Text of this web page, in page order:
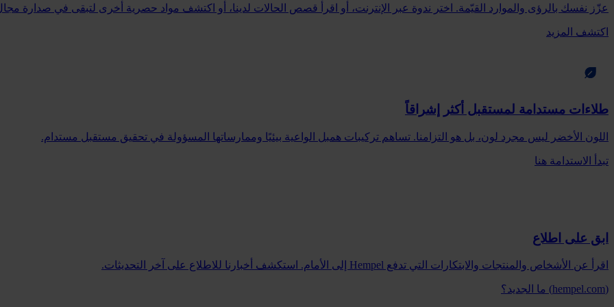
عزّز نفسك بالرؤى والموارد القيّمة. اختر ندوة عبر الإنترنت، أو اقرأ قصص الحالات لدينا، أو اكتشف مواد حصرية أخرى لتبقى في صدارة
اكتشف المزيد
طلاءات مستدامة لمستقبل أكثر إشراقاً
اللون الأخضر ليس مجرد لون، بل هو التزامنا. تساهم تركيبات همبل الواعية بيئيًا وممارساتها المسؤولة في تحقيق مستقبل مستدام.
تبدأ الاستدامة هنا
ابق على اطلاع
اقرأ عن الأشخاص والمنتجات والابتكارات التي تدفع Hempel إلى الأمام. استكشف أخبارنا للاطلاع على آخر التحديثات.
(hempel.com) ما الجديد؟